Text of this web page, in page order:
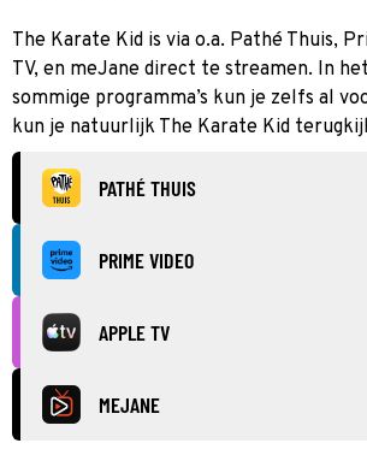
The Karate Kid is via o.a. Pathé Thuis,
TV, en meJane direct te streamen. In
sommige programma’s kun je zelfs al
kun je natuurlijk The Karate Kid
PATHÉ THUIS
PRIME VIDEO
APPLE TV
MEJANE